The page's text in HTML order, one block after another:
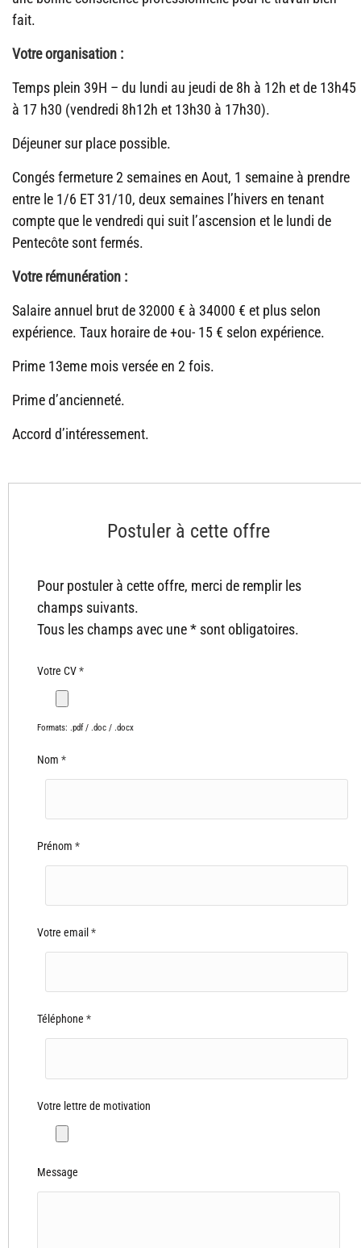
fait.
Votre organisation :
Temps plein 39H – du lundi au jeudi de 8h à 12h et de 13h45
à 17 h30 (vendredi 8h12h et 13h30 à 17h30).
Déjeuner sur place possible.
Congés fermeture 2 semaines en Aout, 1 semaine à prendre
entre le 1/6 ET 31/10, deux semaines l’hivers en tenant
compte que le vendredi qui suit l’ascension et le lundi de
Pentecôte sont fermés.
Votre rémunération :
Salaire annuel brut de 32000 € à 34000 € et plus selon
expérience. Taux horaire de +ou- 15 € selon expérience.
Prime 13eme mois versée en 2 fois.
Prime d’ancienneté.
Accord d’intéressement.
Postuler à cette offre
Pour postuler à cette offre, merci de remplir les
champs suivants.
Tous les champs avec une * sont obligatoires.
Votre CV*
Nom *
Prénom *
Votre email *
Téléphone *
Votre lettre de motivation
Message